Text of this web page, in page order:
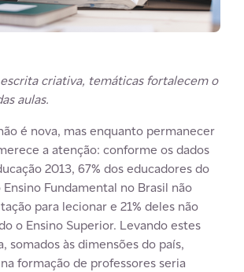
criativa, temáticas fortalecem o
aulas.
é nova, mas enquanto permanecer
a atenção: conforme os dados
2013, 67% dos educadores do
Ensino Fundamental no Brasil não
para lecionar e 21% deles não
o Ensino Superior. Levando estes
somados às dimensões do país,
formação de professores seria